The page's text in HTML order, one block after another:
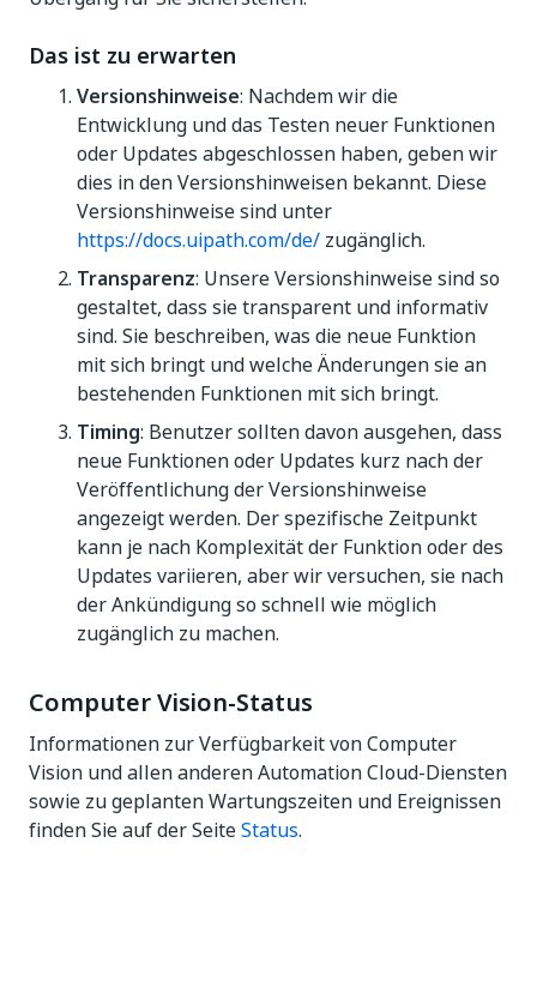
Das ist zu erwarten
Versionshinweise: Nachdem wir die
Entwicklung und das Testen neuer Funktionen
oder Updates abgeschlossen haben, geben wir
dies in den Versionshinweisen bekannt. Diese
Versionshinweise sind unter
https://docs.uipath.com/de/ zugänglich.
Transparenz: Unsere Versionshinweise sind so
gestaltet, dass sie transparent und informativ
sind. Sie beschreiben, was die neue Funktion
mit sich bringt und welche Änderungen sie an
bestehenden Funktionen mit sich bringt.
Timing: Benutzer sollten davon ausgehen, dass
neue Funktionen oder Updates kurz nach der
Veröffentlichung der Versionshinweise
angezeigt werden. Der spezifische Zeitpunkt
kann je nach Komplexität der Funktion oder des
Updates variieren, aber wir versuchen, sie nach
der Ankündigung so schnell wie möglich
zugänglich zu machen.
Computer Vision-Status
Informationen zur Verfügbarkeit von Computer
Vision und allen anderen Automation Cloud-Diensten
sowie zu geplanten Wartungszeiten und Ereignissen
finden Sie auf der SeiteStatus.